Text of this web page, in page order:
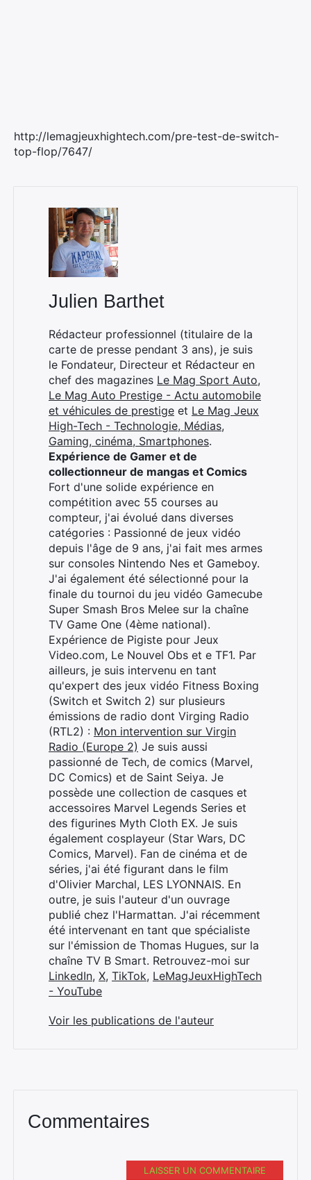
http://lemagjeuxhightech.com/pre-test-de-switch-
top-flop/7647/
Julien Barthet
Rédacteur professionnel (titulaire de la
carte de presse pendant 3 ans), je suis
le Fondateur, Directeur et Rédacteur en
chef des magazines Le Mag Sport Auto,
Le Mag Auto Prestige - Actu automobile
et véhicules de prestige et Le Mag Jeux
High-Tech - Technologie, Médias,
Gaming, cinéma, Smartphones.
Expérience de Gamer et de
collectionneur de mangas et Comics
Fort d'une solide expérience en
compétition avec 55 courses au
compteur, j'ai évolué dans diverses
catégories : Passionné de jeux vidéo
depuis l'âge de 9 ans, j'ai fait mes armes
sur consoles Nintendo Nes et Gameboy.
J'ai également été sélectionné pour la
finale du tournoi du jeu vidéo Gamecube
Super Smash Bros Melee sur la chaîne
TV Game One (4ème national).
Expérience de Pigiste pour Jeux
Video.com, Le Nouvel Obs et e TF1. Par
ailleurs, je suis intervenu en tant
qu'expert des jeux vidéo Fitness Boxing
(Switch et Switch 2) sur plusieurs
émissions de radio dont Virging Radio
(RTL2) : Mon intervention sur Virgin
Radio (Europe 2) Je suis aussi
passionné de Tech, de comics (Marvel,
DC Comics) et de Saint Seiya. Je
possède une collection de casques et
accessoires Marvel Legends Series et
des figurines Myth Cloth EX. Je suis
également cosplayeur (Star Wars, DC
Comics, Marvel). Fan de cinéma et de
séries, j'ai été figurant dans le film
d'Olivier Marchal, LES LYONNAIS. En
outre, je suis l'auteur d'un ouvrage
publié chez l'Harmattan. J'ai récemment
été intervenant en tant que spécialiste
sur l'émission de Thomas Hugues, sur la
chaîne TV B Smart. Retrouvez-moi sur
LinkedIn, X, TikTok, LeMagJeuxHighTech
- YouTube
Voir les publications de l'auteur
Commentaires
LAISSER UN COMMENTAIRE